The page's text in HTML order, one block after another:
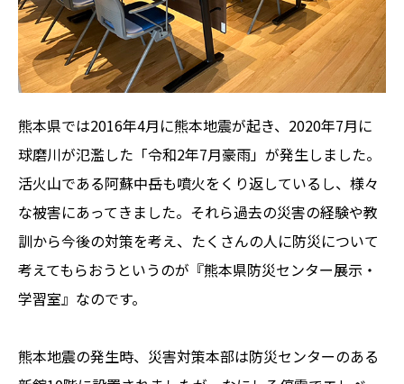
熊本県では2016年4月に熊本地震が起き、2020年7月に
球磨川が氾濫した「令和2年7月豪雨」が発生しました。
活火山である阿蘇中岳も噴火をくり返しているし、様々
な被害にあってきました。それら過去の災害の経験や教
訓から今後の対策を考え、たくさんの人に防災について
考えてもらおうというのが『熊本県防災センター展示・
学習室』なのです。
熊本地震の発生時、災害対策本部は防災センターのある